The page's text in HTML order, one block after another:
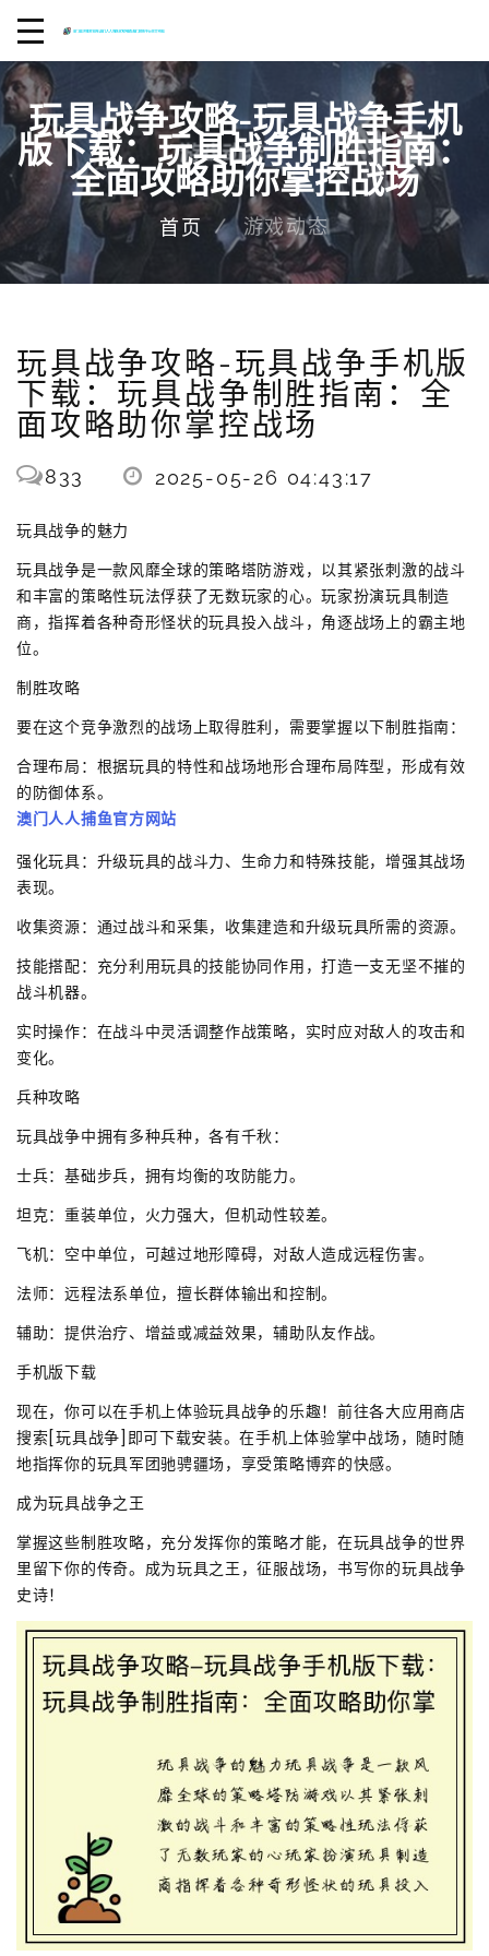
玩具战争攻略-玩具战争手机
版下载：玩具战争制胜指南：
全面攻略助你掌控战场
首页 游戏动态
玩具战争攻略-玩具战争手机版
下载：玩具战争制胜指南：全
面攻略助你掌控战场
833 2025-05-26 04:43:17
玩具战争的魅力
玩具战争是一款风靡全球的策略塔防游戏，以其紧张刺激的战斗
和丰富的策略性玩法俘获了无数玩家的心。玩家扮演玩具制造
商，指挥着各种奇形怪状的玩具投入战斗，角逐战场上的霸主地
位。
制胜攻略
要在这个竞争激烈的战场上取得胜利，需要掌握以下制胜指南：
合理布局：根据玩具的特性和战场地形合理布局阵型，形成有效
的防御体系。
澳门人人捕鱼官方网站
强化玩具：升级玩具的战斗力、生命力和特殊技能，增强其战场
表现。
收集资源：通过战斗和采集，收集建造和升级玩具所需的资源。
技能搭配：充分利用玩具的技能协同作用，打造一支无坚不摧的
战斗机器。
实时操作：在战斗中灵活调整作战策略，实时应对敌人的攻击和
变化。
兵种攻略
玩具战争中拥有多种兵种，各有千秋：
士兵：基础步兵，拥有均衡的攻防能力。
坦克：重装单位，火力强大，但机动性较差。
飞机：空中单位，可越过地形障碍，对敌人造成远程伤害。
法师：远程法系单位，擅长群体输出和控制。
辅助：提供治疗、增益或减益效果，辅助队友作战。
手机版下载
现在，你可以在手机上体验玩具战争的乐趣！前往各大应用商店
搜索[玩具战争]即可下载安装。在手机上体验掌中战场，随时随
地指挥你的玩具军团驰骋疆场，享受策略博弈的快感。
成为玩具战争之王
掌握这些制胜攻略，充分发挥你的策略才能，在玩具战争的世界
里留下你的传奇。成为玩具之王，征服战场，书写你的玩具战争
史诗！